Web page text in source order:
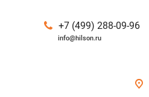
+7 (499) 288-09-96
info@hilson.ru